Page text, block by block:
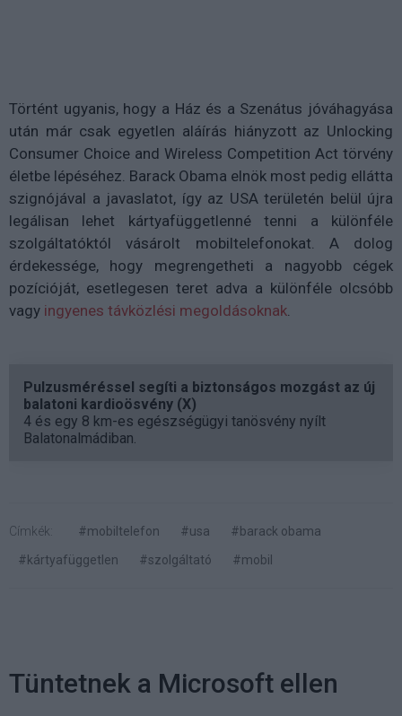
Történt ugyanis, hogy a Ház és a Szenátus jóváhagyása
után már csak egyetlen aláírás hiányzott az Unlocking
Consumer Choice and Wireless Competition Act törvény
életbe lépéséhez. Barack Obama elnök most pedig ellátta
szignójával a javaslatot, így az USA területén belül újra
legálisan lehet kártyafüggetlenné tenni a különféle
szolgáltatóktól vásárolt mobiltelefonokat. A dolog
érdekessége, hogy megrengetheti a nagyobb cégek
pozícióját, esetlegesen teret adva a különféle olcsóbb
vagy ingyenes távközlési megoldásoknak.
Pulzusméréssel segíti a biztonságos mozgást az új
balatoni kardioösvény (X)
4 és egy 8 km-es egészségügyi tanösvény nyílt
Balatonalmádiban.
Címkék: #mobiltelefon #usa
#barack obama
#kártyafüggetlen
#szolgáltató #mobil
Tüntetnek a Microsoft ellen